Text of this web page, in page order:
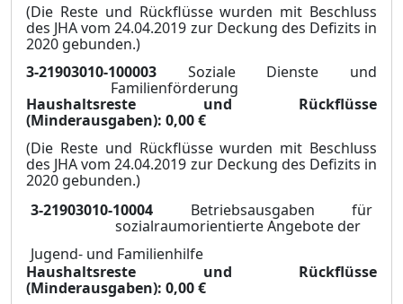
(Die Reste und Rückflüsse wurden mit Beschluss
des JHA vom 24.04.2019 zur Deckung des Defizits in
2020 gebunden.)
3-21903010-100003
Soziale Dienste und
Familienförderung
Haushaltsreste und Rückflüsse
(Minderausgaben): 0,00 €
(Die Reste und Rückflüsse wurden mit Beschluss
des JHA vom 24.04.2019 zur Deckung des Defizits in
2020 gebunden.)
3-21903010-10004
Betriebsausgaben für
sozialraumorientierte Angebote der
Jugend- und Familienhilfe
Haushaltsreste und Rückflüsse
(Minderausgaben): 0,00 €